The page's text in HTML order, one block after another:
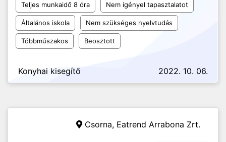
Teljes munkaidő 8 óra Nem igényel tapasztalatot
Általános iskola Nem szükséges nyelvtudás
Többműszakos Beosztott
Konyhai kisegítő 2022. 10. 06.
Csorna, Eatrend Arrabona Zrt.